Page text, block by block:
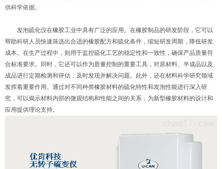
供科学依据。
发泡硫化仪在橡胶工业中具有广泛的应用。在橡胶制品的研发阶段，它可以
帮助科研人员快速筛选出合适的橡胶配方和硫化条件，缩短研发周期，降低研发
成本。在生产过程中，则用于监控硫化工艺的稳定性和一致性，确保产品质量符
合标准要求。同时，它还可以作为质量控制的重要工具，对原材料、半成品以及
成品进行定期检测和评估，及时发现并解决问题。此外，还在材料科学研究领域
发挥着重要作用。通过对不同种类橡胶材料的硫化特性和发泡性能进行深入研
究，可以揭示材料内部的微观结构和性能之间的关系，为新型橡胶材料的设计和
应用提供理论支持。